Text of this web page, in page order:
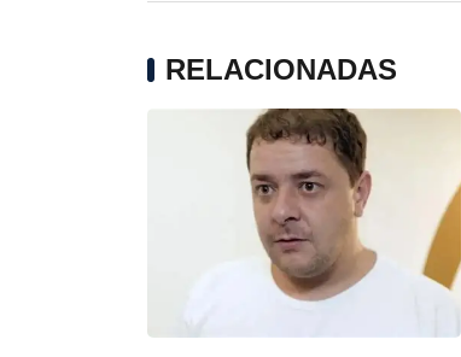
RELACIONADAS